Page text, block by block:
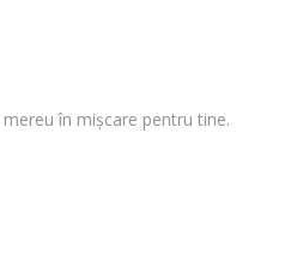
în mișcare pentru tine.